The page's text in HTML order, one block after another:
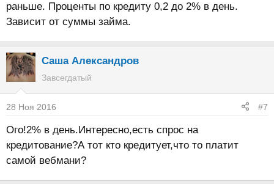
раньше. Проценты по кредиту 0,2 до 2% в день.
Зависит от суммы займа.
Саша Александров
Завсегдатый
28 Ноя 2016 #7
Ого!2% в день.Интересно,есть спрос на
кредитование?А тот кто кредитует,что то платит
самой вебмани?